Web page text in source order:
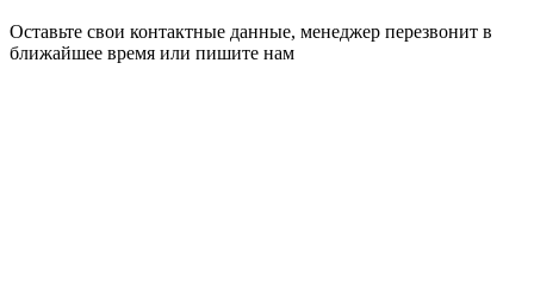
Оставьте свои контактные данные, менеджер перезвонит в
ближайшее время или пишите нам